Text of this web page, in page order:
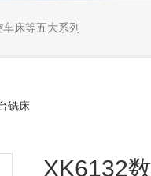
床等五大系列
铣床
XK6132